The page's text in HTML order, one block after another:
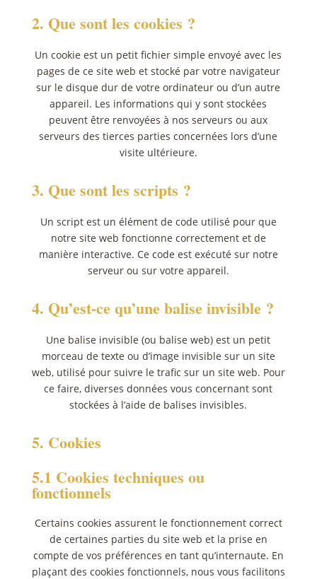
2. Que sont les cookies ?
Un cookie est un petit fichier simple envoyé avec les
pages de ce site web et stocké par votre navigateur
sur le disque dur de votre ordinateur ou d’un autre
appareil. Les informations qui y sont stockées
peuvent être renvoyées à nos serveurs ou aux
serveurs des tierces parties concernées lors d’une
visite ultérieure.
3. Que sont les scripts ?
Un script est un élément de code utilisé pour que
notre site web fonctionne correctement et de
manière interactive. Ce code est exécuté sur notre
serveur ou sur votre appareil.
4. Qu’est-ce qu’une balise invisible ?
Une balise invisible (ou balise web) est un petit
morceau de texte ou d’image invisible sur un site
web, utilisé pour suivre le trafic sur un site web. Pour
ce faire, diverses données vous concernant sont
stockées à l’aide de balises invisibles.
5. Cookies
5.1 Cookies techniques ou
fonctionnels
Certains cookies assurent le fonctionnement correct
de certaines parties du site web et la prise en
compte de vos préférences en tant qu’internaute. En
plaçant des cookies fonctionnels, nous vous facilitons